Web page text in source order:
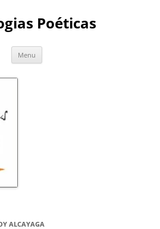
Poéticas
Menu
ALCAYAGA